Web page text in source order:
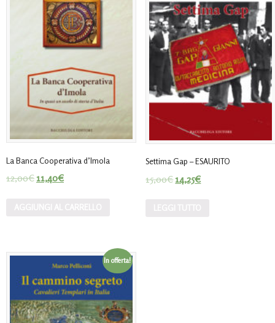
La Banca Cooperativa d’Imola
12,00€11,40€
Settima Gap – ESAURITO
15,00€14,25€
In offerta!